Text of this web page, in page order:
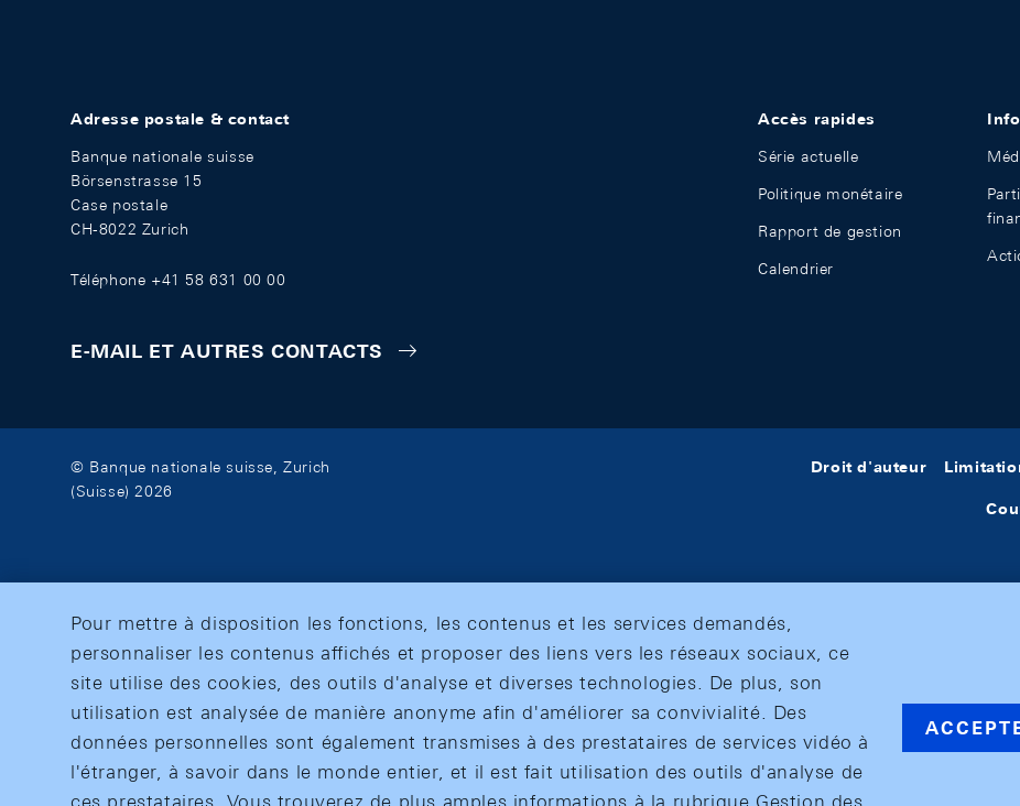
Adresse postale & contact
Banque nationale suisse
Börsenstrasse 15
Case postale
CH-8022 Zurich
Téléphone +41 58 631 00 00
E-MAIL ET AUTRES CONTACTS
Accès rapides
Série actuelle
Politique monétaire
Rapport de gestion
Calendrier
© Banque nationale suisse, Zurich
(Suisse) 2026
Droit d'auteur
Pour mettre à disposition les fonctions, les contenus et les services demandés,
personnaliser les contenus affichés et proposer des liens vers les réseaux sociaux, ce
site utilise des cookies, des outils d'analyse et diverses technologies. De plus, son
utilisation est analysée de manière anonyme afin d'améliorer sa convivialité. Des
données personnelles sont également transmises à des prestataires de services vidéo à
l'étranger, à savoir dans le monde entier, et il est fait utilisation des outils d'analyse de